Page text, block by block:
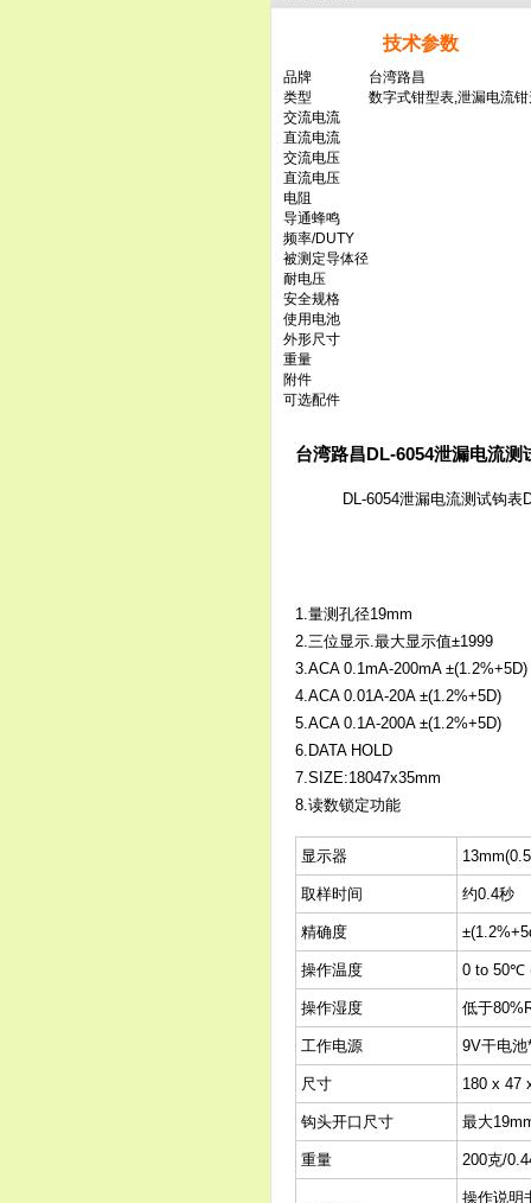
技术参数
品牌
台湾路昌
类型
数字式钳型表,泄漏电流
交流电流
直流电流
交流电压
直流电压
电阻
导通蜂鸣
频率/DUTY
被测定导体径
耐电压
安全规格
使用电池
外形尺寸
重量
附件
可选配件
台湾路昌DL-6054泄漏电流测
1.量测孔径19mm
2.三位显示.最大显示值±1999
3.ACA 0.1mA-200mA ±(1.2%+5D)
4.ACA 0.01A-20A ±(1.2%+5D)
5.ACA 0.1A-200A ±(1.2%+5D)
6.DATA HOLD
7.SIZE:18047x35mm
8.读数锁定功能
显示器
取样时间 约0.4秒
精确度
操作温度 0 to 50℃
操作湿度 低于
工作电源 9V干电池
尺寸 180 x 47
钩头开口尺寸 最大
重量 200克/
操作说明